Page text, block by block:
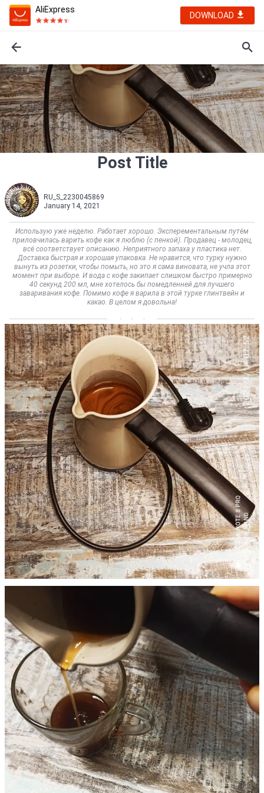
AliExpress
DOWNLOAD
Post Title
RU_S_2230045869
January 14, 2021
Использую уже неделю. Работает хорошо. Эксперементальным путём
приловчилась варить кофе как я люблю (с пенкой). Продавец - молодец,
всё соответствует описанию. Неприятного запаха у пластика нет.
Доставка быстрая и хорошая упаковка. Не нравится, что турку нужно
вынуть из розетки, чтобы помыть, но это я сама виновата, не учла этот
момент при выборе. И вода с кофе закипает слишком быстро примерно
40 секунд 200 мл, мне хотелось бы помедленней для лучшего
заваривания кофе. Помимо кофе я варила в этой турке глинтвейн и
какао. В целом я довольна!